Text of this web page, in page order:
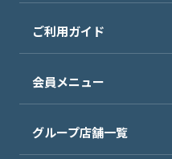
ご利用ガイド
会員メニュー
グループ店舗一覧